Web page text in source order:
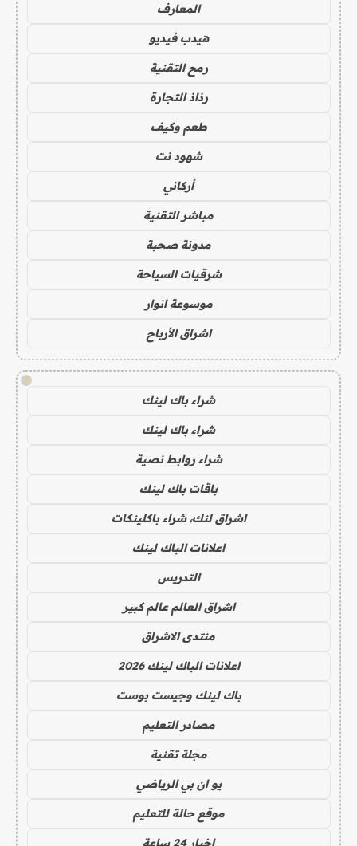
المعارف
هيدب فيديو
رمح التقنية
رذاذ التجارة
طعم وكيف
شهود نت
أركاني
مباشر التقنية
مدونة صحبة
شرقيات السياحة
موسوعة انوار
اشراق الأرباح
!
شراء باك لينك
شراء باك لينك
شراء روابط نصية
باقات باك لينك
اشراق لنك، شراء باكلينكات
اعلانات الباك لينك
التدريس
اشراق العالم عالم كبير
منتدى الاشراق
اعلانات الباك لينك 2026
باك لينك وجيست بوست
مصادر التعليم
مجلة تقنية
يو ان بي الرياضي
موقع حالة للتعليم
اخبار 24 ساعة